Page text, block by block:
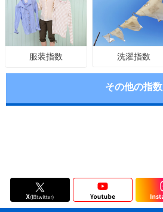
服装指数 洗濯指数
その他の指数